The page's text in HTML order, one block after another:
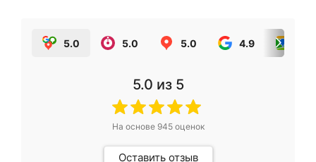
5.0 5.0 5.0 4.9
5.0 из 5
На основе 945оценок
Оставить отзыв